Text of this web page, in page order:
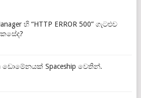
හි “HTTP ERROR 500” ගැටළුව
ඩොමේනයක් Spaceship වෙතින්.